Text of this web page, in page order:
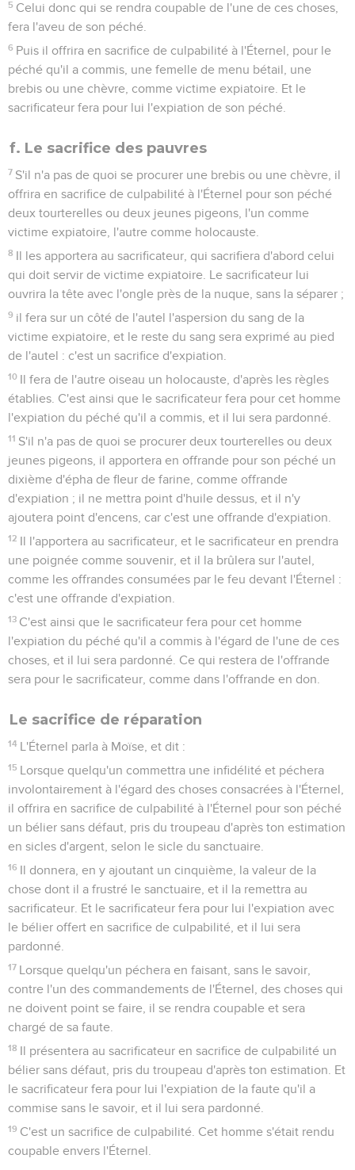
5 Celui donc qui se rendra coupable de l'une de ces choses,
fera l'aveu de son péché.
6 Puis il offrira en sacrifice de culpabilité à l'Éternel, pour le
péché qu'il a commis, une femelle de menu bétail, une
brebis ou une chèvre, comme victime expiatoire. Et le
sacrificateur fera pour lui l'expiation de son péché.
f. Le sacrifice des pauvres
7 S'il n'a pas de quoi se procurer une brebis ou une chèvre, il
offrira en sacrifice de culpabilité à l'Éternel pour son péché
deux tourterelles ou deux jeunes pigeons, l'un comme
victime expiatoire, l'autre comme holocauste.
8 Il les apportera au sacrificateur, qui sacrifiera d'abord celui
qui doit servir de victime expiatoire. Le sacrificateur lui
ouvrira la tête avec l'ongle près de la nuque, sans la séparer ;
9 il fera sur un côté de l'autel l'aspersion du sang de la
victime expiatoire, et le reste du sang sera exprimé au pied
de l'autel : c'est un sacrifice d'expiation.
10 Il fera de l'autre oiseau un holocauste, d'après les règles
établies. C'est ainsi que le sacrificateur fera pour cet homme
l'expiation du péché qu'il a commis, et il lui sera pardonné.
11 S'il n'a pas de quoi se procurer deux tourterelles ou deux
jeunes pigeons, il apportera en offrande pour son péché un
dixième d'épha de fleur de farine, comme offrande
d'expiation ; il ne mettra point d'huile dessus, et il n'y
ajoutera point d'encens, car c'est une offrande d'expiation.
12 Il l'apportera au sacrificateur, et le sacrificateur en prendra
une poignée comme souvenir, et il la brûlera sur l'autel,
comme les offrandes consumées par le feu devant l'Éternel :
c'est une offrande d'expiation.
13 C'est ainsi que le sacrificateur fera pour cet homme
l'expiation du péché qu'il a commis à l'égard de l'une de ces
choses, et il lui sera pardonné. Ce qui restera de l'offrande
sera pour le sacrificateur, comme dans l'offrande en don.
Le sacrifice de réparation
14 L'Éternel parla à Moïse, et dit :
15 Lorsque quelqu'un commettra une infidélité et péchera
involontairement à l'égard des choses consacrées à l'Éternel,
il offrira en sacrifice de culpabilité à l'Éternel pour son péché
un bélier sans défaut, pris du troupeau d'après ton estimation
en sicles d'argent, selon le sicle du sanctuaire.
16 Il donnera, en y ajoutant un cinquième, la valeur de la
chose dont il a frustré le sanctuaire, et il la remettra au
sacrificateur. Et le sacrificateur fera pour lui l'expiation avec
le bélier offert en sacrifice de culpabilité, et il lui sera
pardonné.
17 Lorsque quelqu'un péchera en faisant, sans le savoir,
contre l'un des commandements de l'Éternel, des choses qui
ne doivent point se faire, il se rendra coupable et sera
chargé de sa faute.
18 Il présentera au sacrificateur en sacrifice de culpabilité un
bélier sans défaut, pris du troupeau d'après ton estimation. Et
le sacrificateur fera pour lui l'expiation de la faute qu'il a
commise sans le savoir, et il lui sera pardonné.
19 C'est un sacrifice de culpabilité. Cet homme s'était rendu
coupable envers l'Éternel.